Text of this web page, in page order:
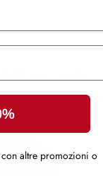
nella stessa categoria )
altre promozioni o